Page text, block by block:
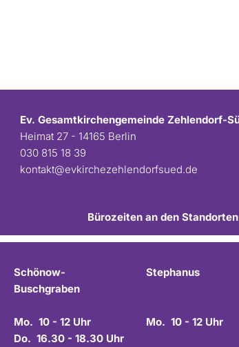
Ev. Gesamtkirchengemeinde Zehlendorf-
Heimat 27 - 14165 Berlin
030 815 18 39
kontakt@evkirchezehlendorfsued.de
Bürozeiten an den
Schönow-
Buschgraben
Mo. 10 - 12 Uhr
Do. 16.30 - 18.30 Uhr
Stephanus
Mo. 10 - 12 Uhr